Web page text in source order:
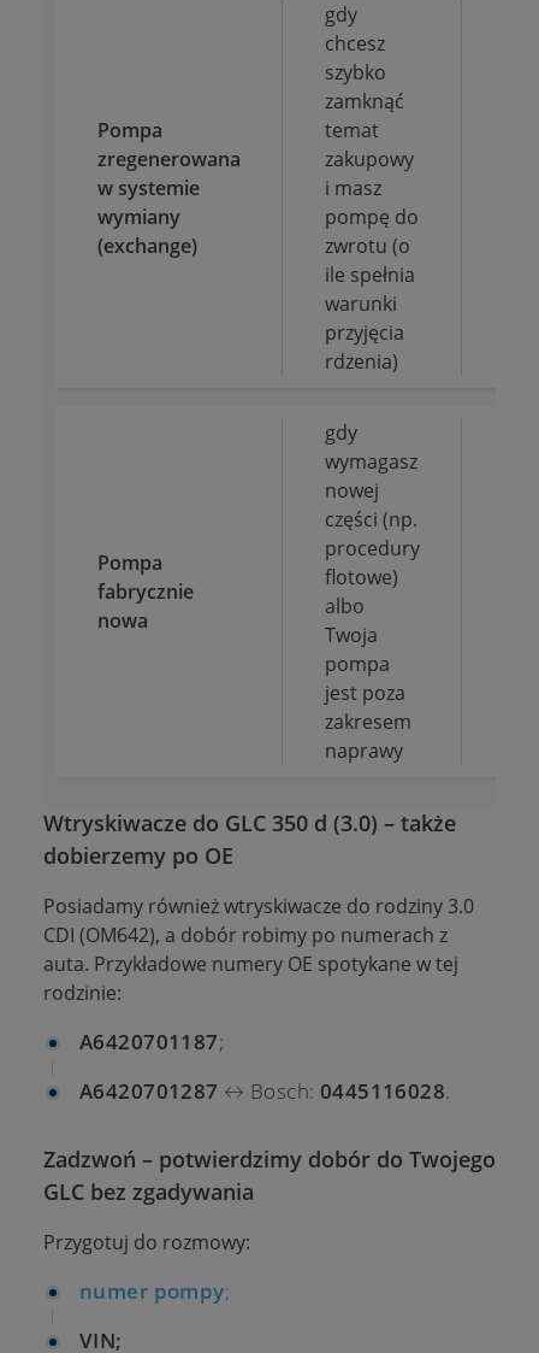
Pompa
zregenerowana
w systemie
wymiany
(exchange)
gdy
chcesz
szybko
zamknąć
temat
zakupowy
i masz
pompę do
zwrotu (o
ile spełnia
warunki
przyjęcia
rdzenia)
Pompa
fabrycznie
nowa
gdy
wymagasz
nowej
części (np.
procedury
flotowe)
albo
Twoja
pompa
jest poza
zakresem
naprawy
Wtryskiwacze do GLC 350 d (3.0) – także
dobierzemy po OE
Posiadamy również wtryskiwacze do rodziny 3.0
CDI (OM642), a dobór robimy po numerach z
auta. Przykładowe numery OE spotykane w tej
rodzinie:
A6420701187;
A6420701287 ↔ Bosch: 0445116028.
Zadzwoń – potwierdzimy dobór do Twojego
GLC bez zgadywania
Przygotuj do rozmowy:
numer pompy;
VIN;